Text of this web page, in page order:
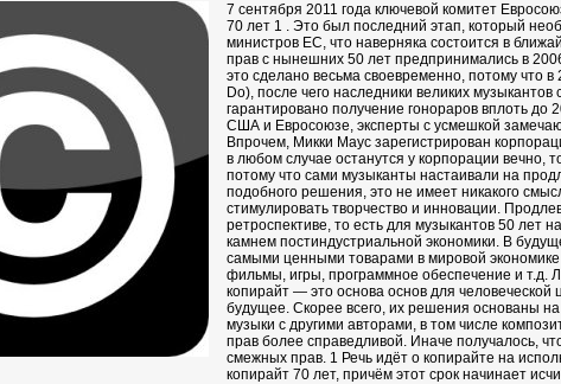
7 сентября 2011 года ключевой комитет
70 лет 1 . Это был последний этап, который
министров ЕС, что наверняка состоится в
прав с нынешних 50 лет предпринимались в
это сделано весьма своевременно, потому что
Do), после чего наследники великих
гарантировано получение гонораров вплоть до
США и Евросоюзе, эксперты с усмешкой
Впрочем, Микки Маус зарегистрирован
в любом случае останутся у корпорации вечно,
потому что сами музыканты настаивали на
подобного решения, это не имеет никакого
стимулировать творчество и инновации.
ретроспективе, то есть для музыкантов 50 лет
камнем постиндустриальной экономики. В
самыми ценными товарами в мировой
фильмы, игры, программное обеспечение и т.д.
копирайт — это основа основ для
будущее. Скорее всего, их решения основаны на
музыки с другими авторами, в том числе
прав более справедливой. Иначе получалось,
смежных прав. 1 Речь идёт о копирайте на
копирайт 70 лет, причём этот срок начинает